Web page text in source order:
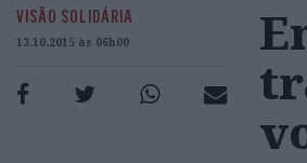
VISÃO SOLIDÁRIA
13.10.2015 às 06h00